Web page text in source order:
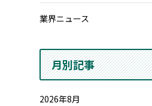
業界ニュース
月別記事
2026年8月